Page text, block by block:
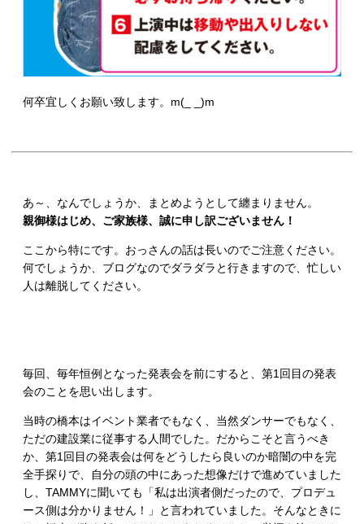
何卒宜しくお願い致します。m(_ _)m
あ～、なんでしょうか、まとめようとして纏まりません。
親御様はじめ、ご家族様、誠に申し訳ございません！
ここから特にです。おっさんの話は長いのでご注意ください。
何でしょうか、ブログなのでダラダラと行きますので、忙しい
人は離脱してください。
毎回、毎年恒例となった発表会を前にすると、第1回目の発表
会のことを思い出します。
当時の橋本はイベント業者でもなく、当然ダンサーでもなく、
ただの建設業に従事する人間でした。だからこそと言うべき
か、第1回目の発表会は何をどうしたら良いのか暗闇の中を完
全手探りで、自分の頭の中にあった想像だけで進めていました
し、TAMMYに聞いても「私は出演者側だったので、プロデュ
ース側は分かりません！」と言われていました。そんなときに